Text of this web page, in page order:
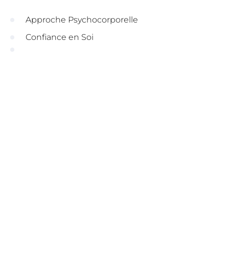
Approche Psychocorporelle
Confiance en Soi